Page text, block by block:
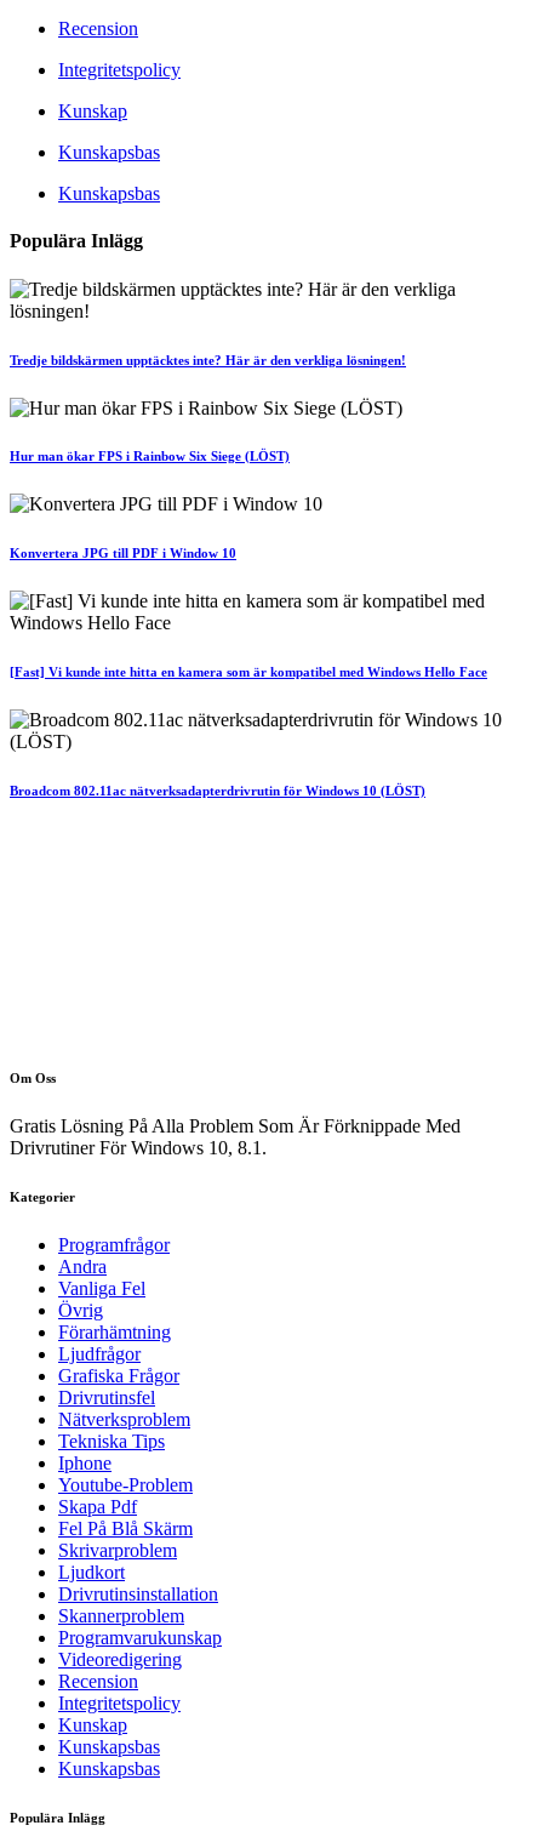
Recension
Integritetspolicy
Kunskap
Kunskapsbas
Kunskapsbas
Populära Inlägg
Tredje bildskärmen upptäcktes inte? Här är den verkliga lösningen!
Hur man ökar FPS i Rainbow Six Siege (LÖST)
Konvertera JPG till PDF i Window 10
[Fast] Vi kunde inte hitta en kamera som är kompatibel med Windows Hello Face
Broadcom 802.11ac nätverksadapterdrivrutin för Windows 10 (LÖST)
Om Oss
Gratis Lösning På Alla Problem Som Är Förknippade Med
Drivrutiner För Windows 10, 8.1.
Kategorier
Programfrågor
Andra
Vanliga Fel
Övrig
Förarhämtning
Ljudfrågor
Grafiska Frågor
Drivrutinsfel
Nätverksproblem
Tekniska Tips
Iphone
Youtube-Problem
Skapa Pdf
Fel På Blå Skärm
Skrivarproblem
Ljudkort
Drivrutinsinstallation
Skannerproblem
Programvarukunskap
Videoredigering
Recension
Integritetspolicy
Kunskap
Kunskapsbas
Kunskapsbas
Populära Inlägg